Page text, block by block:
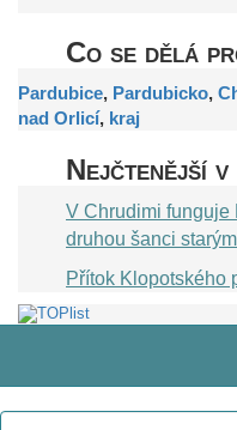
Co se dělá
Pardubice, Pardubicko,
nad Orlicí, kraj
Nejčtenější v
V Chrudimi funguje
druhou šanci
Přítok Klopotského